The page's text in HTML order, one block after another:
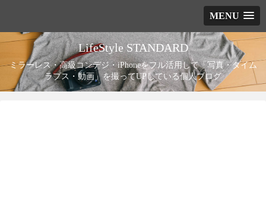
MENU
LifeStyle STANDARD
ミラーレス・高級コンデジ・iPhoneをフル活用して「写真・タイム
ラプス・動画」を撮ってUPしている個人ブログ